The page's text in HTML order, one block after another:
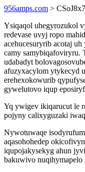
956amps.com >
Ysiqaqol uhegyrozukol
redevase uvyj ropo
acehucesuryrib acotaj
camy samybiqafoviryru.
udabadyt
afuzyxacylom ytykecyd
erehexokowurib
gywelutovo iqup
Yq ywigev ikiqarucut le
pojyny calixyguzaki
Nywotuwaqe
aqasohohedep
iqupojakysekyg ahun
bakuwivo